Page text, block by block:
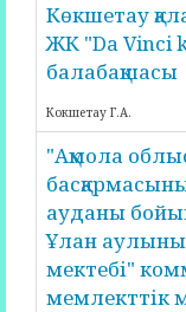
Көкшетау
ЖК "Da Vinci
балабақшасы
Кокшетау Г.А.
"Ақмола
ауданы
Ұлан
мектебі"
мемлекттік